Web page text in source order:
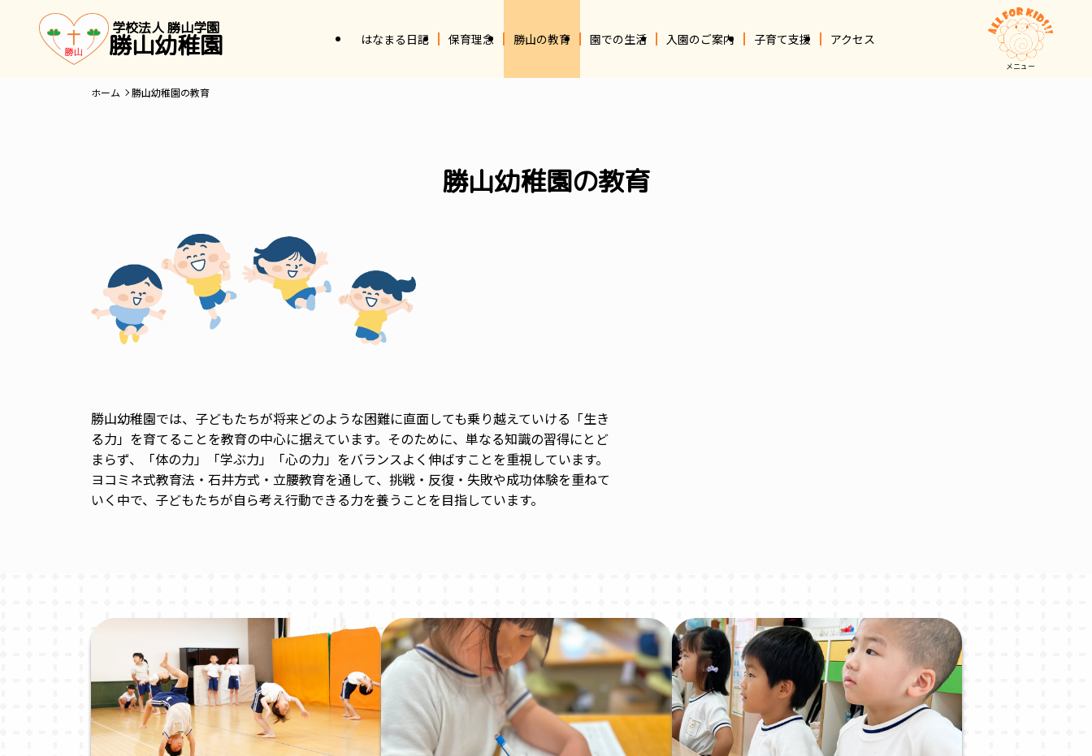
学校法人 勝山学園
勝山幼稚園 はなまる日記 保育理念 勝山の教育 園での生活 入園のご案内 子育て支援 アクセス
メニュー
ホーム 勝山幼稚園の教育
勝山幼稚園の教育
勝山幼稚園では、子どもたちが将来どのような困難に直面しても乗り越えていける「生き
る力」を育てることを教育の中心に据えています。そのために、単なる知識の習得にとど
まらず、「体の力」「学ぶ力」「心の力」をバランスよく伸ばすことを重視しています。
ヨコミネ式教育法・石井方式・立腰教育を通して、挑戦・反復・失敗や成功体験を重ねて
いく中で、子どもたちが自ら考え行動できる力を養うことを目指しています。